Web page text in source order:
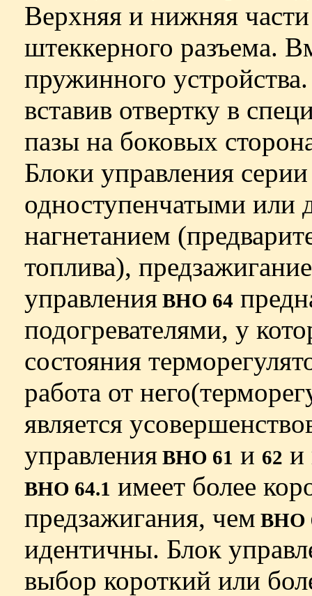
Верхняя и нижняя
штеккерного разъема.
пружинного
вставив отвертку в
пазы на боковых
Блоки управления
одноступенчатыми или
нагнетанием
топлива),
управления ВНО 64
подогревателями, у
состояния
работа от
является
управления ВНО 61 и 62 и
ВНО 64.1 имеет более
предзажигания, чем ВНО
идентичны. Блок
выбор короткий или